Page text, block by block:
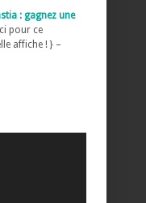
: gagnez une
pour ce
affiche ! } –